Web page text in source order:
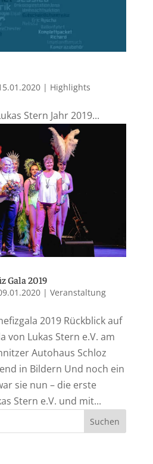
| Highlights
Stern Jahr 2019...
Gala 2019
| Veranstaltung
2019 Rückblick auf
von Lukas Stern e.V. am
Autohaus Schloz
in Bildern Und noch ein
sie nun – die erste
Stern e.V. und mit...